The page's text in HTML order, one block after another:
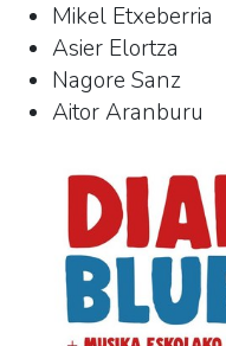
Mikel Etxeberria
Asier Elortza
Nagore Sanz
Aitor Aranburu